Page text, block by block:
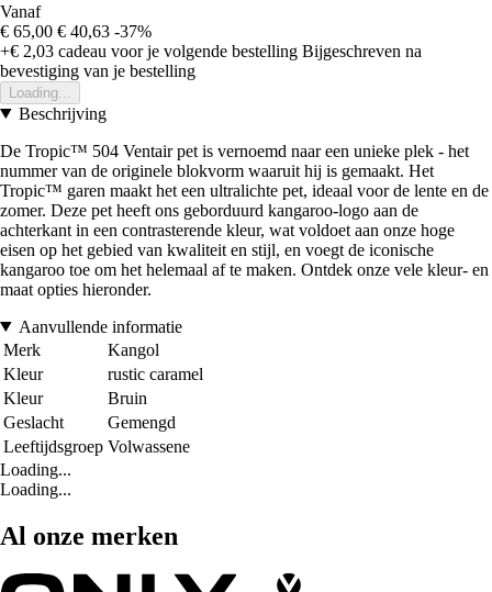
Vanaf
€ 65,00 € 40,63 -37%
+€ 2,03 cadeau voor je volgende bestelling Bijgeschreven na
bevestiging van je bestelling
Loading...
Beschrijving
De Tropic™ 504 Ventair pet is vernoemd naar een unieke plek - het
nummer van de originele blokvorm waaruit hij is gemaakt. Het
Tropic™ garen maakt het een ultralichte pet, ideaal voor de lente en de
zomer. Deze pet heeft ons geborduurd kangaroo-logo aan de
achterkant in een contrasterende kleur, wat voldoet aan onze hoge
eisen op het gebied van kwaliteit en stijl, en voegt de iconische
kangaroo toe om het helemaal af te maken. Ontdek onze vele kleur- en
maat opties hieronder.
Aanvullende informatie
Merk
Kangol
Kleur
rustic caramel
Kleur
Bruin
Geslacht
Gemengd
Leeftijdsgroep Volwassene
Loading...
Loading...
Al onze merken